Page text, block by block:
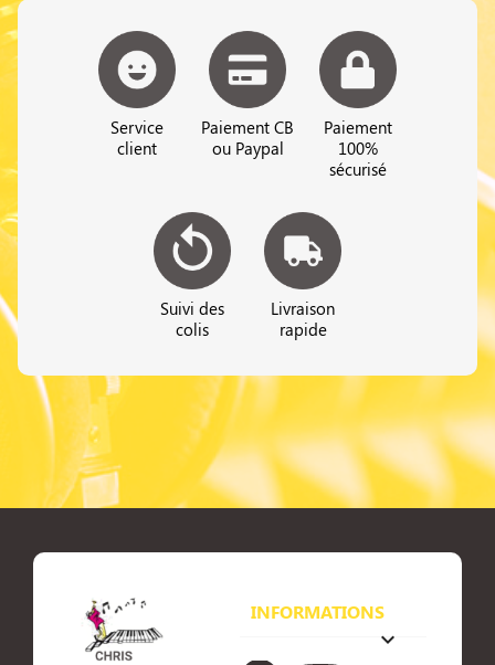
Service
client
Paiement CB
ou Paypal
Paiement
100%
sécurisé
Suivi des
colis
Livraison
rapide
INFORMATIONS
keyboard_arrow_down